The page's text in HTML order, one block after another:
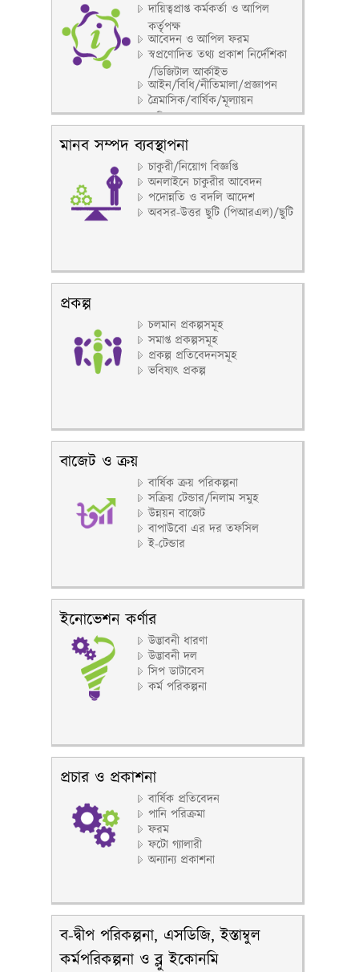
দায়িত্বপ্রাপ্ত কর্মকর্তা ও আপিল
কর্তৃপক্ষ
আবেদন ও আপিল ফরম
স্বপ্রণোদিত তথ্য প্রকাশ নির্দেশিকা
/ডিজিটাল আর্কাইভ
আইন/বিধি/নীতিমালা/প্রজ্ঞাপন
ত্রৈমাসিক/বার্ষিক/মূল্যায়ন
প্রতিবেদন
মানব সম্পদ ব্যবস্থাপনা
চাকুরী/নিয়োগ বিজ্ঞপ্তি
অনলাইনে চাকুরীর আবেদন
পদোন্নতি ও বদলি আদেশ
অবসর-উত্তর ছুটি (পিআরএল)/ছুটি
প্রকল্প
চলমান প্রকল্পসমূহ
সমাপ্ত প্রকল্পসমূহ
প্রকল্প প্রতিবেদনসমূহ
ভবিষ্যৎ প্রকল্প
বাজেট ও ক্রয়
বার্ষিক ক্রয় পরিকল্পনা
সক্রিয় টেন্ডার/নিলাম সমুহ
উন্নয়ন বাজেট
বাপাউবো এর দর তফসিল
ই-টেন্ডার
ইনোভেশন কর্ণার
উদ্ভাবনী ধারণা
উদ্ভাবনী দল
সিপ ডাটাবেস
কর্ম পরিকল্পনা
প্রচার ও প্রকাশনা
বার্ষিক প্রতিবেদন
পানি পরিক্রমা
ফরম
ফটো গ্যালারী
অন্যান্য প্রকাশনা
ব-দ্বীপ পরিকল্পনা, এসডিজি, ইস্তাম্বুল
কর্মপরিকল্পনা ও ব্লু ইকোনমি